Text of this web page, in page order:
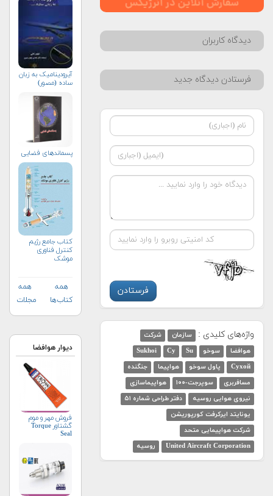
دیدگاه کاربران
فرستادن دیدگاه جدید
واژه‌های کلیدی : سازمان
شرکت
هوافضا
سوخو Sukhoi Су
Su
Сухой
پاول سوخو هواپیما
جنگنده
مسافربری
سوپرجت-۱۰۰
هواپیماسازی
نیروی هوایی روسیه
دفتر طراحی شماره ۵۱
یونایتد ایرکرفت کورپوریشن
شرکت هواپیمایی متحد
United Aircraft Corporation
روسیه
آیرودینامیک به زبان
ساده (مصور)
پسماندهای فضایی
کتاب جامع رژیم
کنترل فناوری
موشک
همه
کتاب‌ها
همه
مجلات
دیوار هوافضا
فروش مهر و موم
گشتاور Torque
Seal